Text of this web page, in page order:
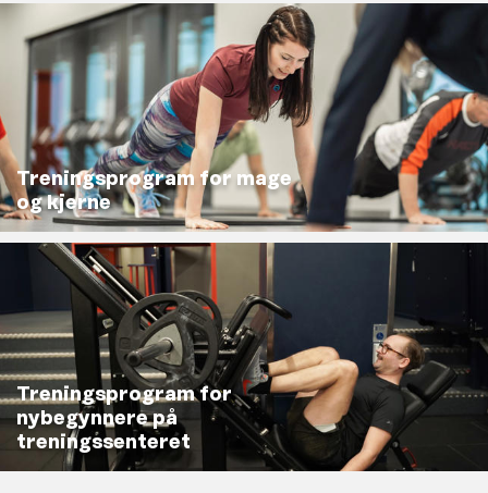
Treningsprogram for mage
og kjerne
Treningsprogram for
nybegynnere på
treningssenteret